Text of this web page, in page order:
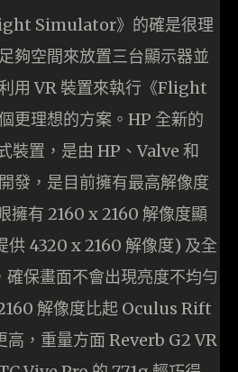
Simulator》的確是很理
夠空間來放置三台顯示器並
用 VR 裝置來執行《Flight
更理想的方案。HP 全新的
裝置，是由 HP、Valve 和
發，是目前擁有最高解像度
擁有 2160 x 2160 解像度顯
供 4320 x 2160 解像度) 及全
保畫面不會出現亮度不均勻
解像度比起 Oculus Rift
高，重量方面 Reverb G2 VR